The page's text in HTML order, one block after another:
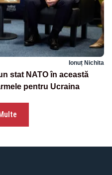
Ionuț Nichita
stat NATO în această
pentru Ucraina